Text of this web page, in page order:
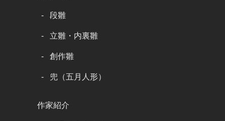
段雛
立雛・内裏雛
創作雛
兜（五月人形）
作家紹介